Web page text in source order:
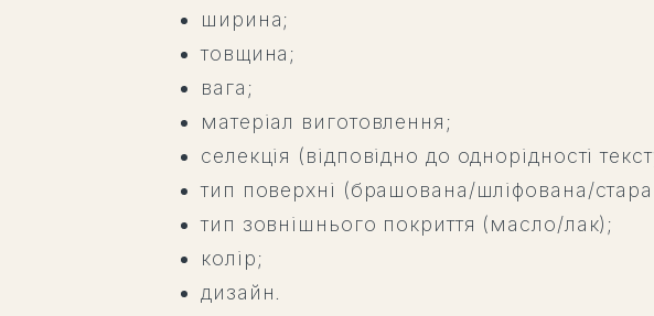
ширина;
товщина;
вага;
матеріал виготовлення;
селекція (відповідно до однорідності
тип поверхні (брашована/шліфована/стара
тип зовнішнього покриття (масло/лак);
колір;
дизайн.